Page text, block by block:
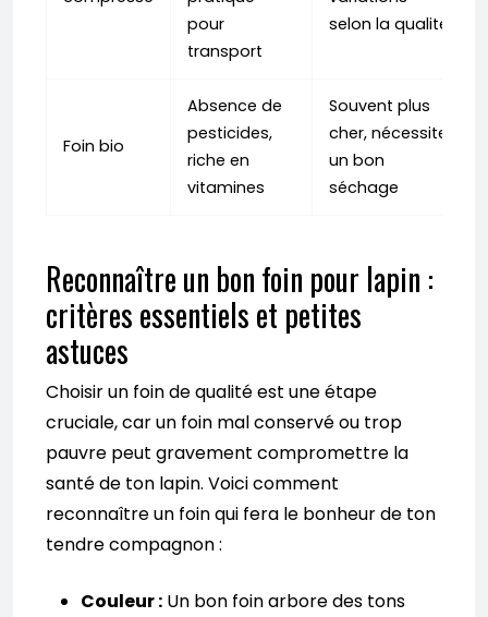
pour
transport
selon la qualité
Foin bio
Absence de
pesticides,
riche en
vitamines
Souvent plus
cher, nécessite
un bon
séchage
Reconnaître un bon foin pour lapin :
critères essentiels et petites
astuces
Choisir un foin de qualité est une étape
cruciale, car un foin mal conservé ou trop
pauvre peut gravement compromettre la
santé de ton lapin. Voici comment
reconnaître un foin qui fera le bonheur de ton
tendre compagnon :
Couleur : Un bon foin arbore des tons